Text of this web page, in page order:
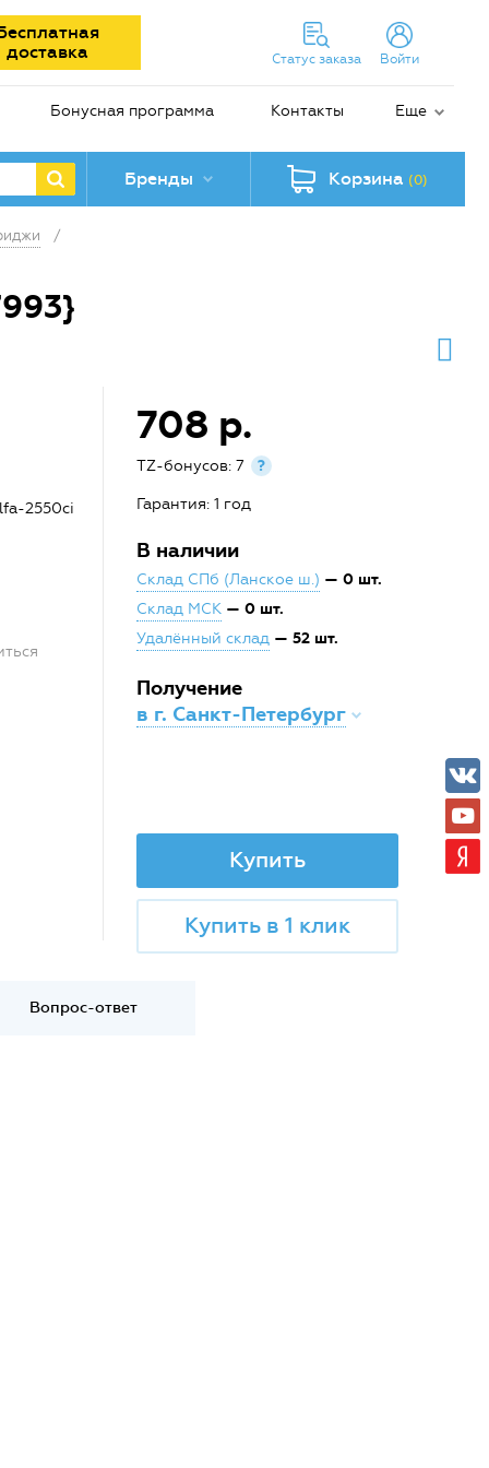
доставка
Статус заказа Войти
Бонусная программа Контакты Еще
Бренды Корзина (0)
/
2550ci
708 р.
TZ-бонусов: 7 ?
Гарантия: 1 год
В наличии
Склад СПб (Ланское ш.) — 0 шт.
Склад МСК — 0 шт.
Удалённый склад — 52 шт.
Получение
в г. Санкт-Петербург
Купить
Купить в 1 клик
Вопрос-ответ